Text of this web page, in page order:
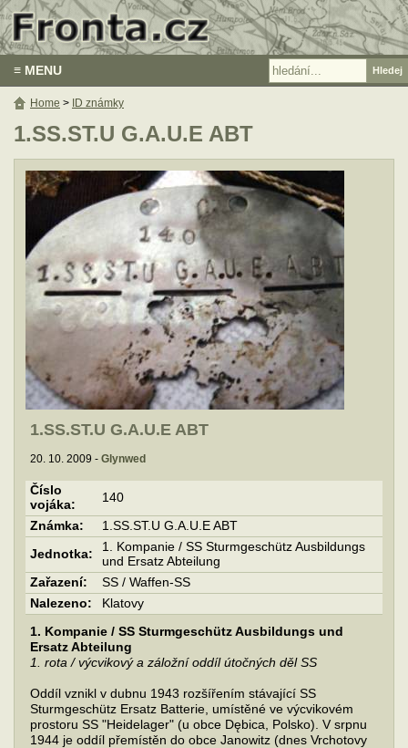
≡ MENU
1.SS.ST.U G.A.U.E ABT
1.SS.ST.U G.A.U.E ABT
20. 10. 2009 - Glynwed
Číslo
vojáka:
140
Známka: 1.SS.ST.U G.A.U.E ABT
Jednotka:
1. Kompanie / SS Sturmgeschütz Ausbildungs
und Ersatz Abteilung
Zařazení:
SS / Waffen-SS
Nalezeno:
Klatovy
1. Kompanie / SS Sturmgeschütz Ausbildungs und
Ersatz Abteilung
1. rota / výcvikový a záložní oddíl útočných děl SS
Oddíl vznikl v dubnu 1943 rozšířením stávající SS
Sturmgeschütz Ersatz Batterie, umístěné ve výcvikovém
prostoru SS "Heidelager" (u obce Dębica, Polsko). V srpnu
1944 je oddíl přemístěn do obce Janowitz (dnes Vrchotovy
Home > ID známky